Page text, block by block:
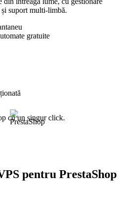
suport multi-limbă.
gratuite
pentru PrestaShop